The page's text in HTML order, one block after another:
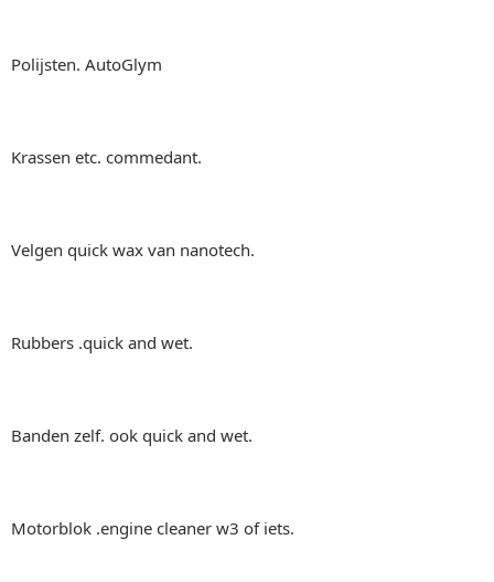
Polijsten. AutoGlym
Krassen etc. commedant.
Velgen quick wax van nanotech.
Rubbers .quick and wet.
Banden zelf. ook quick and wet.
Motorblok .engine cleaner w3 of iets.